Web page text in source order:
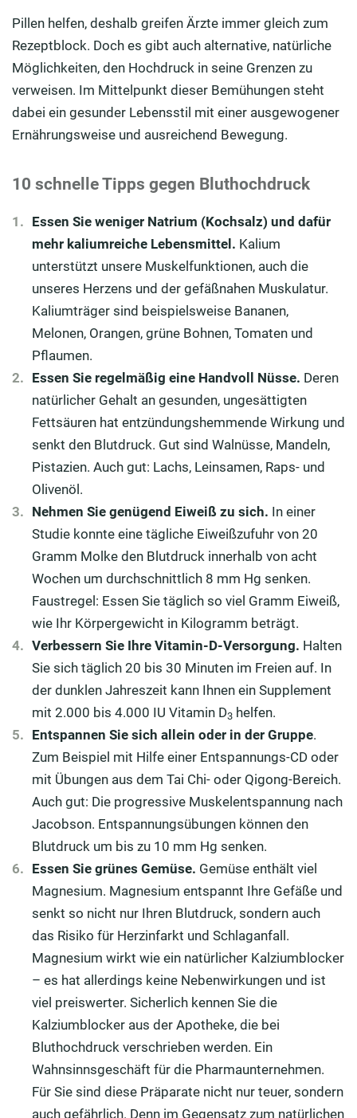
Pillen helfen, deshalb greifen Ärzte immer gleich zum
Rezeptblock. Doch es gibt auch alternative, natürliche
Möglichkeiten, den Hochdruck in seine Grenzen zu
verweisen. Im Mittelpunkt dieser Bemühungen steht
dabei ein gesunder Lebensstil mit einer ausgewogener
Ernährungsweise und ausreichend Bewegung.
10 schnelle Tipps gegen Bluthochdruck
Essen Sie weniger Natrium (Kochsalz) und dafür
mehr kaliumreiche Lebensmittel. Kalium
unterstützt unsere Muskelfunktionen, auch die
unseres Herzens und der gefäßnahen Muskulatur.
Kaliumträger sind beispielsweise Bananen,
Melonen, Orangen, grüne Bohnen, Tomaten und
Pflaumen.
Essen Sie regelmäßig eine Handvoll Nüsse. Deren
natürlicher Gehalt an gesunden, ungesättigten
Fettsäuren hat entzündungshemmende Wirkung und
senkt den Blutdruck. Gut sind Walnüsse, Mandeln,
Pistazien. Auch gut: Lachs, Leinsamen, Raps- und
Olivenöl.
Nehmen Sie genügend Eiweiß zu sich. In einer
Studie konnte eine tägliche Eiweißzufuhr von 20
Gramm Molke den Blutdruck innerhalb von acht
Wochen um durchschnittlich 8 mm Hg senken.
Faustregel: Essen Sie täglich so viel Gramm Eiweiß,
wie Ihr Körpergewicht in Kilogramm beträgt.
Verbessern Sie Ihre Vitamin-D-Versorgung. Halten
Sie sich täglich 20 bis 30 Minuten im Freien auf. In
der dunklen Jahreszeit kann Ihnen ein Supplement
mit 2.000 bis 4.000 IU Vitamin D3 helfen.
Entspannen Sie sich allein oder in der Gruppe.
Zum Beispiel mit Hilfe einer Entspannungs-CD oder
mit Übungen aus dem Tai Chi- oder Qigong-Bereich.
Auch gut: Die progressive Muskelentspannung nach
Jacobson. Entspannungsübungen können den
Blutdruck um bis zu 10 mm Hg senken.
Essen Sie grünes Gemüse. Gemüse enthält viel
Magnesium. Magnesium entspannt Ihre Gefäße und
senkt so nicht nur Ihren Blutdruck, sondern auch
das Risiko für Herzinfarkt und Schlaganfall.
Magnesium wirkt wie ein natürlicher Kalziumblocker
– es hat allerdings keine Nebenwirkungen und ist
viel preiswerter. Sicherlich kennen Sie die
Kalziumblocker aus der Apotheke, die bei
Bluthochdruck verschrieben werden. Ein
Wahnsinnsgeschäft für die Pharmaunternehmen.
Für Sie sind diese Präparate nicht nur teuer, sondern
auch gefährlich. Denn im Gegensatz zum natürlichen